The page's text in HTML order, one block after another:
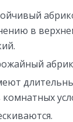
в